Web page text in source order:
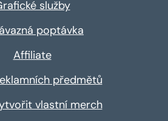
služby
poptávka
Affiliate
předmětů
vlastní merch